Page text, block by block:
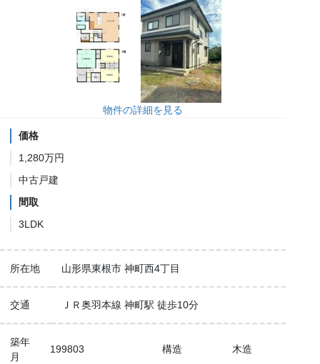
物件の詳細を見る
価格
1,280万円
中古戸建
間取
3LDK
所在地 山形県東根市 神町西4丁目
交通 ＪＲ奥羽本線 神町駅 徒歩10分
築年
月
199803 構造 木造